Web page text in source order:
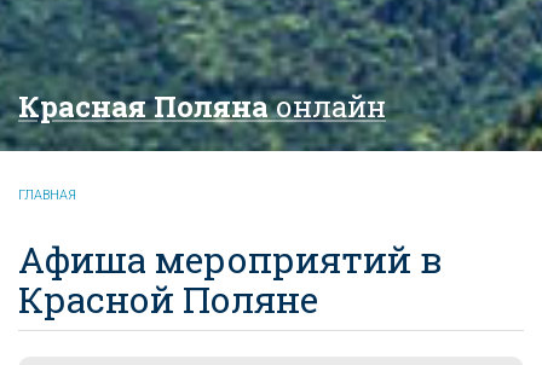
Красная Полянаонлайн
ГЛАВНАЯ
Афиша мероприятий в
Красной Поляне